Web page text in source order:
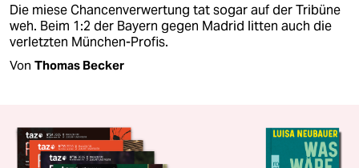
Die miese Chancenverwertung tat sogar auf der Tribüne
weh. Beim 1:2 der Bayern gegen Madrid litten auch die
verletzten München-Profis.
Von Thomas Becker